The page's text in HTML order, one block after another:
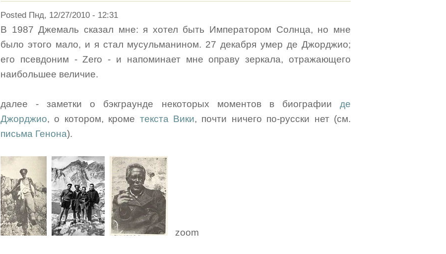
Posted Пнд, 12/27/2010 - 12:31
В 1987 Джемаль сказал мне: я хотел быть Императором Солнца, но мне
было этого мало, и я стал мусульманином. 27 декабря умер де Джорджио;
его псевдоним - Zero - и напоминает мне оправу зеркала, отражающего
наибольшее величие.
далее - заметки о бэкграунде некоторых моментов в биографии де
Джорджио, о котором, кроме текста Вики, почти ничего по-русски нет (см.
письма Генона).
zoom